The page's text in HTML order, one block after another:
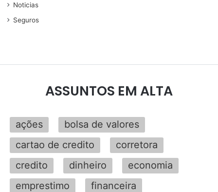
Noticias
Seguros
ASSUNTOS EM ALTA
ações
bolsa de valores
cartao de credito
corretora
credito
dinheiro
economia
emprestimo
financeira